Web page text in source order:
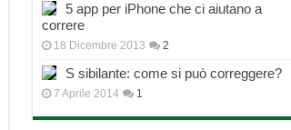
5 app per iPhone che ci aiutano a
correre
18 Dicembre 2013 2
S sibilante: come si può correggere?
7 Aprile 2014 1